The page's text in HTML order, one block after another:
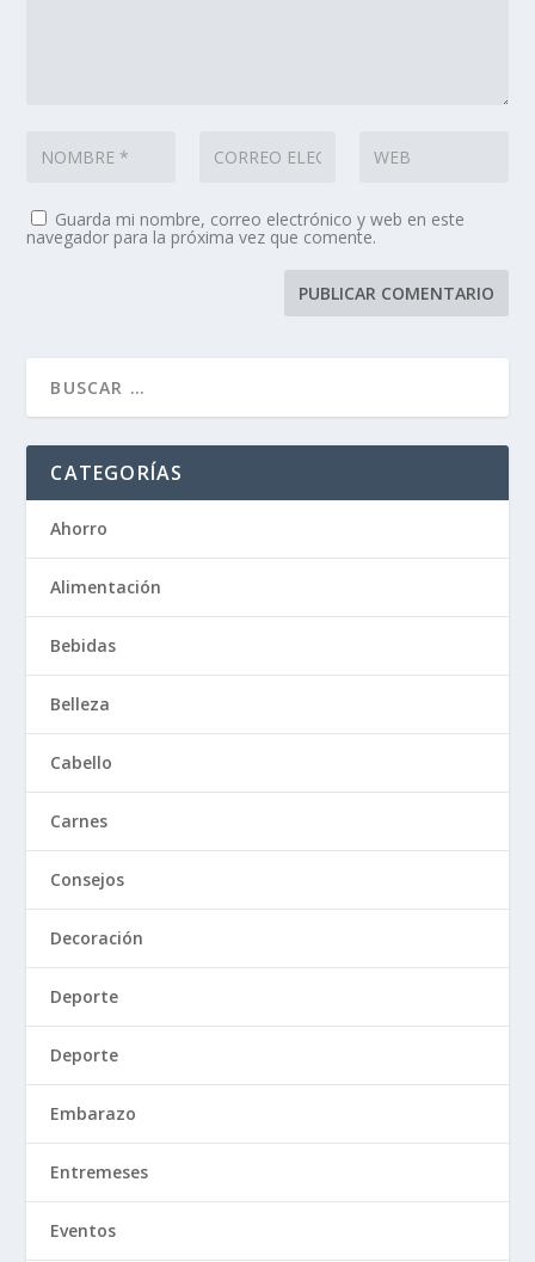
Guarda mi nombre, correo electrónico y web en este
navegador para la próxima vez que comente.
CATEGORÍAS
Ahorro
Alimentación
Bebidas
Belleza
Cabello
Carnes
Consejos
Decoración
Deporte
Deporte
Embarazo
Entremeses
Eventos